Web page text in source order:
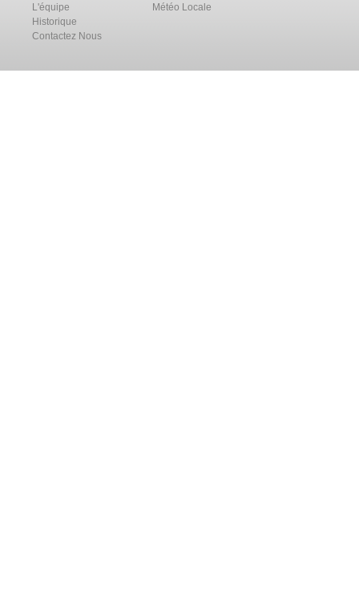
L'équipe
Historique
Contactez Nous
Météo Locale